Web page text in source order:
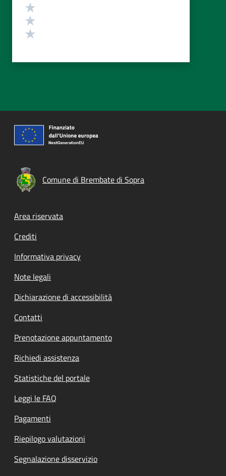
Comune di Brembate di Sopra
Footer menu
Area riservata
Crediti
Informativa privacy
Note legali
Dichiarazione di accessibilità
Contatti
Prenotazione appuntamento
Richiedi assistenza
Statistiche del portale
Leggi le FAQ
Pagamenti
Riepilogo valutazioni
Segnalazione disservizio